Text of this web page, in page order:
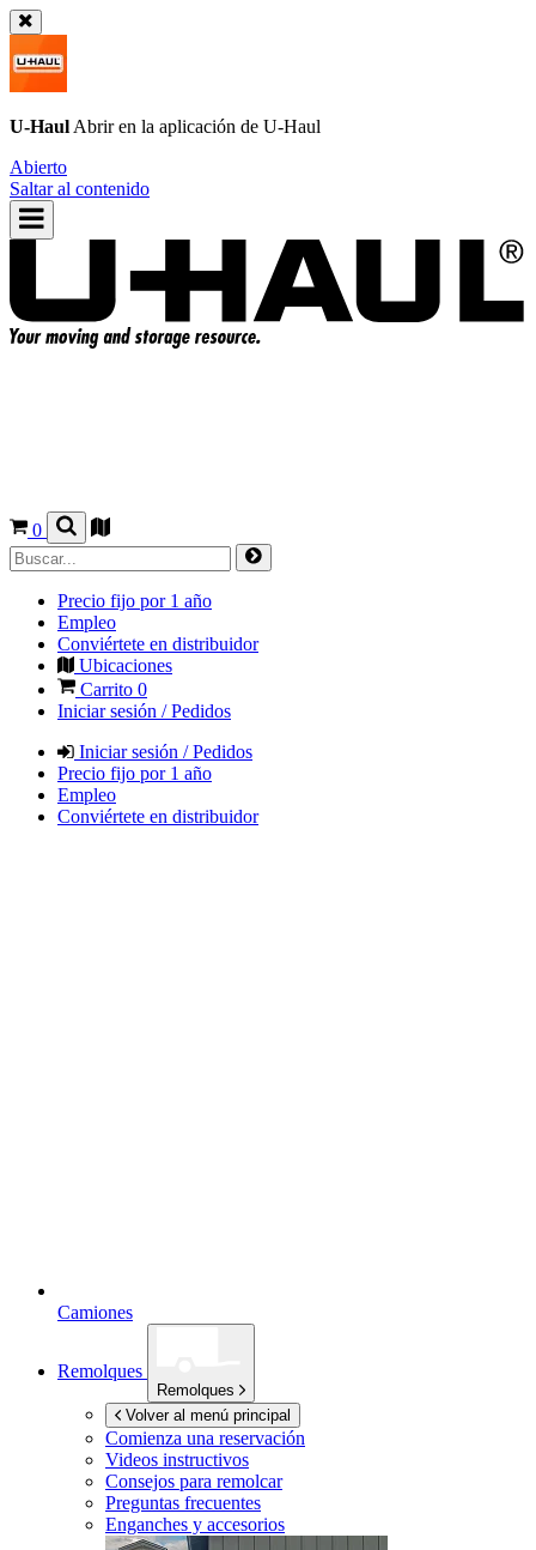
U-Haul Abrir en la aplicación de U-Haul
Abierto
Saltar al contenido
0
Precio fijo por 1 año
Empleo
Conviértete en distribuidor
Ubicaciones
Carrito 0
Iniciar sesión / Pedidos
Iniciar sesión / Pedidos
Precio fijo por 1 año
Empleo
Conviértete en distribuidor
Camiones
Remolques
Remolques
Volver al menú principal
Comienza una reservación
Videos instructivos
Consejos para remolcar
Preguntas frecuentes
Enganches y accesorios